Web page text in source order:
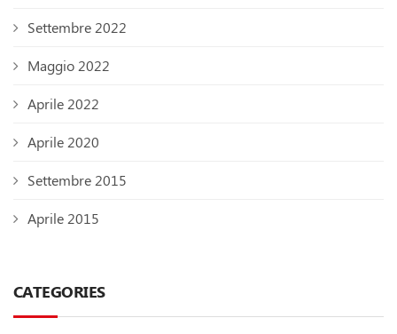
Settembre 2022
Maggio 2022
Aprile 2022
Aprile 2020
Settembre 2015
Aprile 2015
CATEGORIES